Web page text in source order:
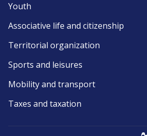
Youth
Associative life and citizenship
Territorial organization
Sports and leisures
Mobility and transport
Taxes and taxation